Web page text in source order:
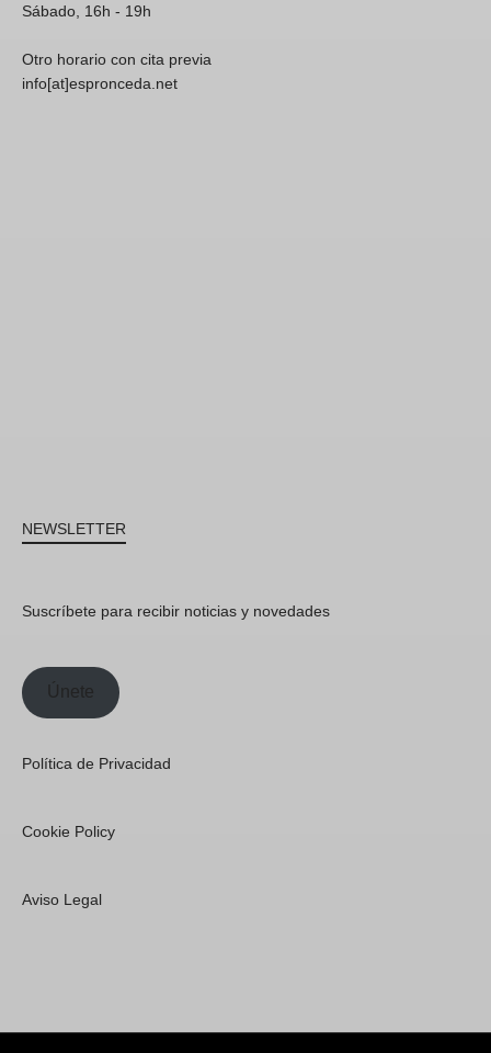
Sábado, 16h - 19h
Otro horario con cita previa
info[at]espronceda.net
NEWSLETTER
Suscríbete para recibir noticias y novedades
Únete
Política de Privacidad
Cookie Policy
Aviso Legal